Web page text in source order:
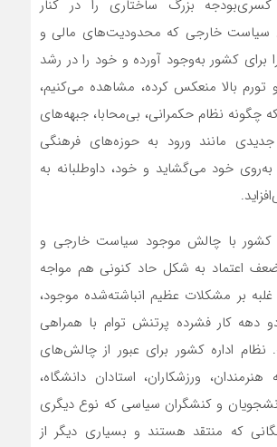
بزرگ ساختاری را در کنار
خارجی که محدودیت‌های مالی و
برای کشور به‌‌‌‌‌‌وجود آورده و خود را در رشد
تورم بالا منعکس کرده، مشاهده می‌کنیم،
چگونه نظام حکمرانی، بی‌‌‌‌‌‌محابا، جبهه‌‌‌‌‌‌های
مانند ورود به حوزه‌های فرهنگی
خود می‌‌‌‌‌‌گشاید و خود، داوطلبانه به
کشور با چالش موجود سیاست خارجی و
اعتماد به شکل حاد کنونی هم مواجه
غلبه بر مشکلات عظیم انباشته‌‌‌‌‌‌شده موجود،
دهه کار فشرده پرتنش توام با همراهی
نظام اداره کشور برای عبور از چالش‌های
ورزشکاران، استادان دانشگاه،
دانشجویان و کنشگران سیاسی که نوع دیگری
که منتقد هستند و بسیاری دیگر از